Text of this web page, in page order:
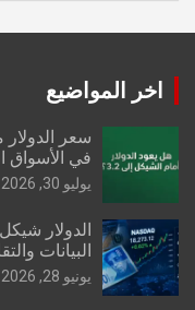
اخر المواضيع
سعر الدولار
في الأسواق
يوليو 30, 2026
الدولار
البيانات
يونيو 28, 2026